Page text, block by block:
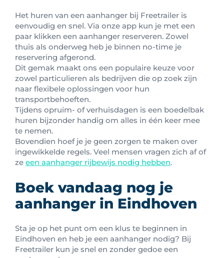
Het huren van een aanhanger bij Freetrailer is
eenvoudig en snel. Via onze app kun je met een
paar klikken een aanhanger reserveren. Zowel
thuis als onderweg heb je binnen no-time je
reservering afgerond.
Dit gemak maakt ons een populaire keuze voor
zowel particulieren als bedrijven die op zoek zijn
naar flexibele oplossingen voor hun
transportbehoeften.
Tijdens opruim- of verhuisdagen is een boedelbak
huren bijzonder handig om alles in één keer mee
te nemen.
Bovendien hoef je je geen zorgen te maken over
ingewikkelde regels. Veel mensen vragen zich af of
ze een aanhanger rijbewijs nodig hebben.
Boek vandaag nog je
aanhanger in Eindhoven
Sta je op het punt om een klus te beginnen in
Eindhoven en heb je een aanhanger nodig? Bij
Freetrailer kun je snel en zonder gedoe een